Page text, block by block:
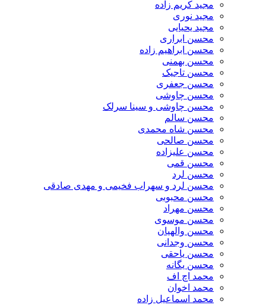
مجید کریم زاده
مجید نوری
مجید یحیایی
محسن ابراری
محسن ابراهیم زاده
محسن بهمنی
محسن تاجیک
محسن جعفری
محسن چاوشی
محسن چاوشی و سینا سرلک
محسن سالم
محسن شاه محمدی
محسن صالحی
محسن علیزاده
محسن قمی
محسن لرد
محسن لرد و سهراب فخیمی و مهدی صادقی
محسن محبوبی
محسن مهراد
محسن موسوی
محسن والهیان
محسن وجدانی
محسن یاحقی
محسن یگانه
محمد اچ اف
محمد اخوان
محمد اسماعیل زاده